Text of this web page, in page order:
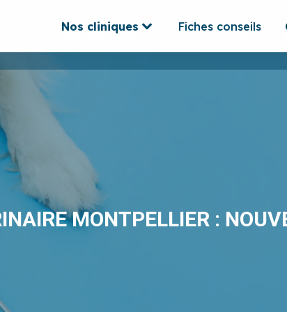
Nos cliniques Fiches conseils
MONTPELLIER :
Nos cliniques Fiches conseils